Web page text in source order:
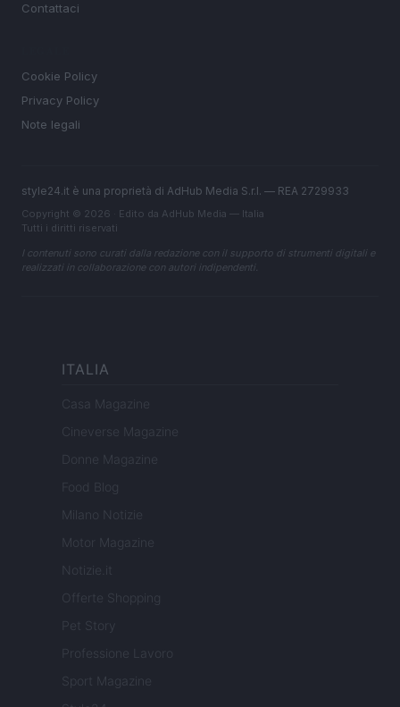
Contattaci
Cookie Policy
Privacy Policy
Note legali
style24.it è una proprietà di AdHub Media S.r.l. — REA 2729933
Copyright © 2026 · Edito da AdHub Media — Italia
Tutti i diritti riservati
I contenuti sono curati dalla redazione con il supporto di strumenti digitali e
realizzati in collaborazione con autori indipendenti.
ITALIA
Casa Magazine
Cineverse Magazine
Donne Magazine
Food Blog
Milano Notizie
Motor Magazine
Notizie.it
Offerte Shopping
Pet Story
Professione Lavoro
Sport Magazine